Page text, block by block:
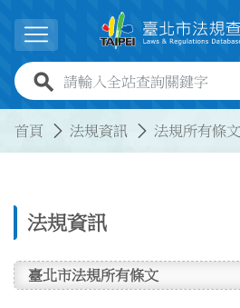
展開選單
全站查詢關鍵字欄位
首頁 法規資訊 法規所有條文
法規資訊
臺北市法規所有條文